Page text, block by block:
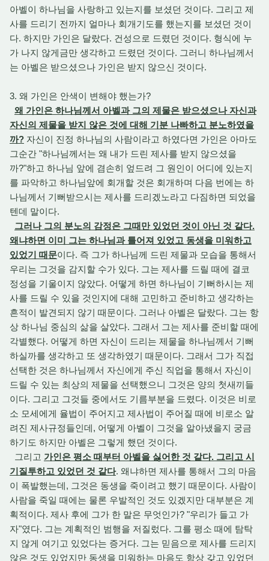
아벨이 하나님을 사랑하고 있는지를 보셨던 것이다. 그리고 제
사를 드리기 전까지 얼마나 회개기도를 했는지를 보셨던 것이
다. 하지만 가인은 달랐다. 건성으로 드렸던 것이다. 형식에 누
가 나지 않게금만 생각하고 드렸던 것이다. 그러니 하나님께서
는 아벨은 받으셨으나 가인은 받지 않으신 것이다.
3. 왜 가인은 안색이 변해야 했는가?
왜 가인은 하나님께서 아벨과 그의 제물은 받으셨으나 자신과
자신의 제물을 받지 않은 것에 대해 기분 나빠하고 분노하였을
까? 자신이 진정 하나님의 사람이라고 하였다면 가인은 아마도
그순간 "하나님께서는 왜 내가 드린 제사를 받지 않으셨을
까?"하고 하나님 앞에 겸손히 엎드려 그 원인이 어디에 있는지
를 파악하고 하나님앞에 회개할 것은 회개하며 다음 번에는 하
나님께서 기뻐받으시는 제사를 드리겠노라고 다짐하면 되었을
텐데 말이다.
그러나 그의 분노의 감정은 그때만 있었던 것이 아닌 것 같다.
왜냐하면 이미 그는 하나님과 틀어져 있었고 동생을 미워하고
있었기 때문이다. 즉 그가 하나님께 드린 제물과 모습을 통해서
우리는 그것을 감지할 수가 있다. 그는 제사를 드릴 때에 결코
정성을 기울이지 않았다. 어떻게 하면 하나님이 기뻐하시는 제
사를 드릴 수 있을 것인지에 대해 고민하고 준비하고 생각하는
흔적이 발견되지 않기 때문이다. 그러나 아벨은 달랐다. 그는 항
상 하나님 중심의 삶을 살았다. 그래서 그는 제사를 준비할 때에
각별했다. 어떻게 하면 자신이 드리는 제물을 하나님께서 기뻐
하실까를 생각하고 또 생각하였기 때문이다. 그래서 그가 직접
선택한 것은 하나님께서 자신에게 주신 직업을 통해서 자신이
드릴 수 있는 최상의 제물을 선택했으니 그것은 양의 첫새끼들
이다. 그리고 그것들 중에서도 기름부분을 드렸다. 이것은 비로
소 모세에게 율법이 주어지고 제사법이 주어질 때에 비로소 알
려진 제사규정들인데, 어떻게 아벨이 그것을 알아냈을지 궁금
하기도 하지만 아벨은 그렇게 했던 것이다.
그리고 가인은 평소 때부터 아벨을 싫어한 것 같다. 그리고 시
기질투하고 있었던 것 같다. 왜냐하면 제사를 통해서 그의 마음
이 폭발했는데, 그것은 동생을 죽이려고 했기 때문이다. 사람이
사람을 죽일 때에는 물론 우발적인 것도 있겠지만 대부분은 계
획적이다. 제사 후에 그가 한 말은 무엇인가? "우리가 들고 가
자"였다. 그는 계획적인 범행을 저질렀다. 그를 평소 때에 탐탁
지 않게 여기고 있었다는 증거다. 그는 믿음으로 제사를 드리지
않은 것도 있었지만 동생을 미워하는 마음도 항상 갖고 있었던